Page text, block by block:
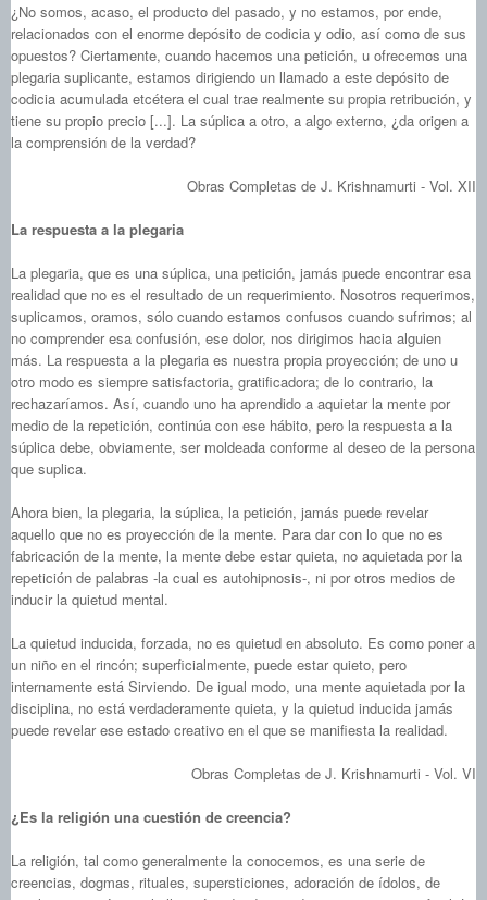
¿No somos, acaso, el producto del pasado, y no estamos, por ende,
relacionados con el enorme depósito de codicia y odio, así como de sus
opuestos? Ciertamente, cuando hacemos una petición, u ofrecemos una
plegaria suplicante, estamos dirigiendo un llamado a este depósito de
codicia acumulada etcétera el cual trae realmente su propia retribución, y
tiene su propio precio [...]. La súplica a otro, a algo externo, ¿da origen a
la comprensión de la verdad?
Obras Completas de J. Krishnamurti - Vol. XII
La respuesta a la plegaria
La plegaria, que es una súplica, una petición, jamás puede encontrar esa
realidad que no es el resultado de un requerimiento. Nosotros requerimos,
suplicamos, oramos, sólo cuando estamos confusos cuando sufrimos; al
no comprender esa confusión, ese dolor, nos dirigimos hacia alguien
más. La respuesta a la plegaria es nuestra propia proyección; de uno u
otro modo es siempre satisfactoria, gratificadora; de lo contrario, la
rechazaríamos. Así, cuando uno ha aprendido a aquietar la mente por
medio de la repetición, continúa con ese hábito, pero la respuesta a la
súplica debe, obviamente, ser moldeada conforme al deseo de la persona
que suplica.
Ahora bien, la plegaria, la súplica, la petición, jamás puede revelar
aquello que no es proyección de la mente. Para dar con lo que no es
fabricación de la mente, la mente debe estar quieta, no aquietada por la
repetición de palabras ‑la cual es autohipnosis-, ni por otros medios de
inducir la quietud mental.
La quietud inducida, forzada, no es quietud en absoluto. Es como poner a
un niño en el rincón; superficialmente, puede estar quieto, pero
internamente está Sirviendo. De igual modo, una mente aquietada por la
disciplina, no está verdaderamente quieta, y la quietud inducida jamás
puede revelar ese estado creativo en el que se manifiesta la realidad.
Obras Completas de J. Krishnamurti - Vol. VI
¿Es la religión una cuestión de creencia?
La religión, tal como generalmente la conocemos, es una serie de
creencias, dogmas, rituales, supersticiones, adoración de ídolos, de